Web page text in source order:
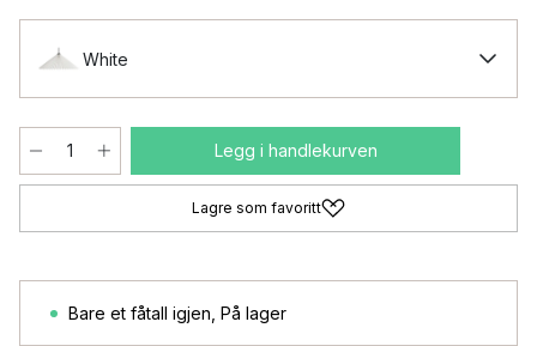
White
Legg i handlekurven
Lagre som favoritt
Bare et fåtall igjen På lager